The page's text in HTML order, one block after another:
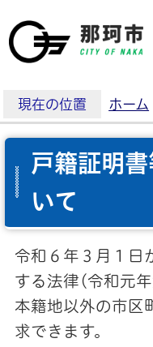
現在の位置 ホーム
戸籍証明
いて
令和６年３月１日
する法律(令和元
本籍地以外の市区
求できます。